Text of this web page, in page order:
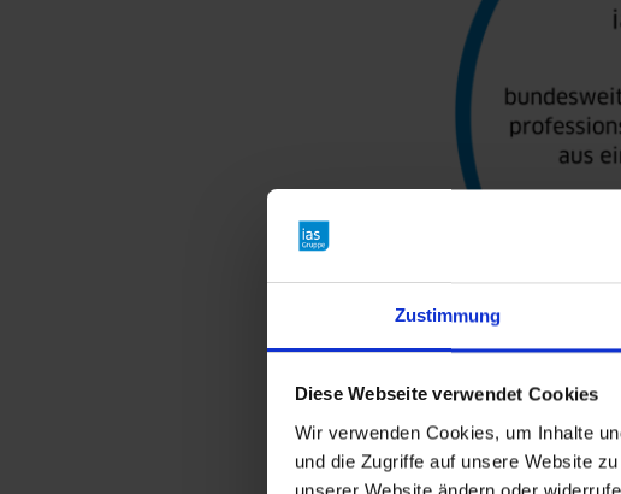
Zustimmung
Diese Webseite verwendet Cookies
Wir verwenden Cookies, um Inhalte
und die Zugriffe auf unsere Website
Flexibilität und